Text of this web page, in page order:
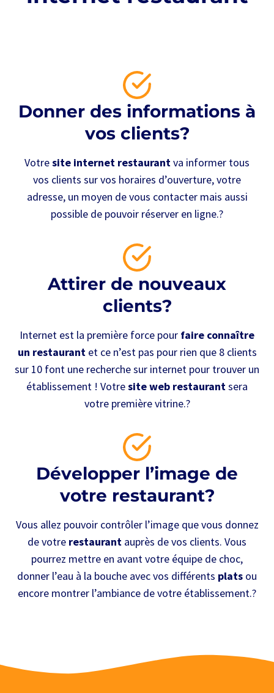
Attirer de nouveaux
clients?
Internet est la première force pour faire connaître
un restaurantet ce n’est pas pour rien que 8 clients
sur 10 font une recherche sur internet pour trouver un
établissement ! Votresite web restaurantsera
votre première vitrine.?
Donner des informations à
vos clients?
Votresite internet restaurantva informer tous
vos clients sur vos horaires d’ouverture, votre
adresse, un moyen de vous contacter mais aussi
possible de pouvoir réserver en ligne.?
Développer l’image de
votre restaurant?
Vous allez pouvoir contrôler l’image que vous donnez
de votre restaurant auprès de vos clients. Vous
pourrez mettre en avant votre équipe de choc,
donner l’eau à la bouche avec vos différents plats ou
encore montrer l’ambiance de votre établissement.?